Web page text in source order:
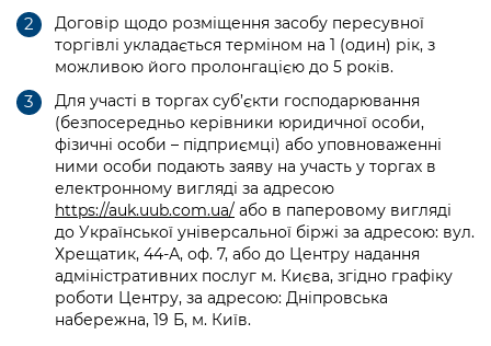
Договір щодо розміщення засобу пересувної
торгівлі укладається терміном на 1 (один) рік, з
можливою його пролонгацією до 5 років.
Для участі в торгах суб’єкти господарювання
(безпосередньо керівники юридичної особи,
фізичні особи – підприємці) або уповноваженні
ними особи подають заяву на участь у торгах в
електронному вигляді за адресою
https://auk.uub.com.ua/ або в паперовому вигляді
до Української універсальної біржі за адресою: вул.
Хрещатик, 44-А, оф. 7, або до Центру надання
адміністративних послуг м. Києва, згідно графіку
роботи Центру, за адресою: Дніпровська
набережна, 19 Б, м. Київ.